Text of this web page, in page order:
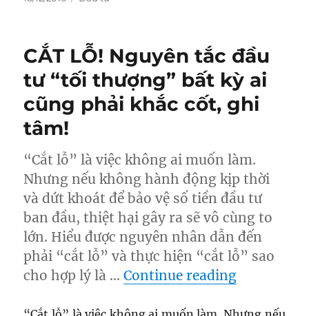
CẮT LỖ! Nguyên tắc đầu
tư “tối thượng” bất kỳ ai
cũng phải khắc cốt, ghi
tâm!
“Cắt lỗ” là việc không ai muốn làm.
Nhưng nếu không hành động kịp thời
và dứt khoát để bảo vệ số tiền đầu tư
ban đầu, thiệt hại gây ra sẽ vô cùng to
lớn. Hiểu được nguyên nhân dẫn đến
phải “cắt lỗ” và thực hiện “cắt lỗ” sao
cho hợp lý là …Continue reading“CẮT LỖ!